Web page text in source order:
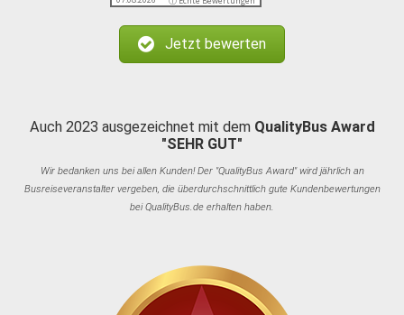
Jetzt bewerten
Auch 2023 ausgezeichnet mit dem QualityBus Award
"SEHR GUT"
Wir bedanken uns bei allen Kunden! Der "QualityBus Award" wird jährlich an
Busreiseveranstalter vergeben, die überdurchschnittlich gute Kundenbewertungen
bei QualityBus.de erhalten haben.